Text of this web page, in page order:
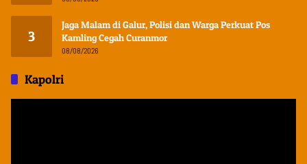
3
Jaga Malam di Galur, Polisi dan Warga Perkuat Pos
Kamling Cegah Curanmor
08/08/2026
Kapolri